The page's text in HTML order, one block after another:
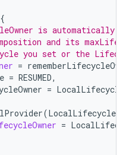
{
is automatically
and its
you set or the
=
= RESUMED,
=
(
=